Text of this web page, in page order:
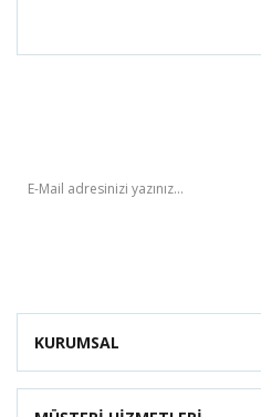
KURUMSAL